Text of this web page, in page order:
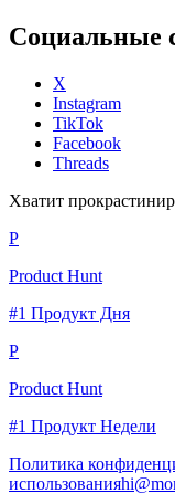
Социальные
X
Instagram
TikTok
Facebook
Threads
Хватит
P
Product Hunt
#1 Продукт Дня
P
Product Hunt
#1 Продукт Недели
Политика
использования